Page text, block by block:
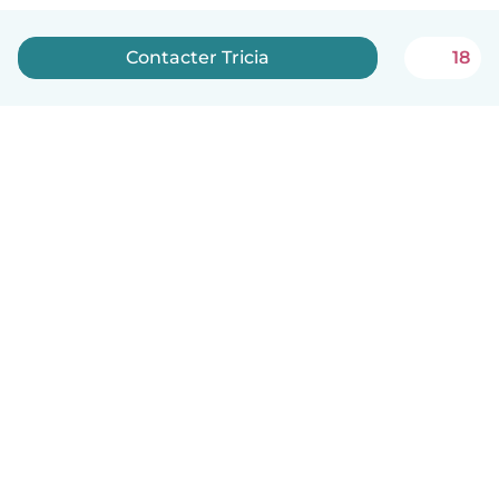
Contacter Tricia 18